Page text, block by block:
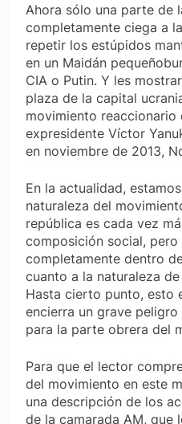
Ahora sólo una parte de
completamente ciega a
repetir los estúpidos
en un Maidán
CIA o Putin. Y les
plaza de la capital
movimiento reaccionario
expresidente Víctor
en noviembre de 2013,
En la actualidad,
naturaleza del
república es cada vez
composición social, pero
completamente dentro
cuanto a la naturaleza
Hasta cierto punto, esto
encierra un grave
para la parte obrera del
Para que el lector
del movimiento en este
una descripción de los
de la camarada AM, que